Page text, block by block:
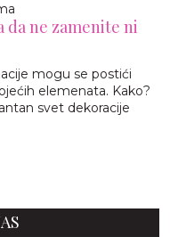
da ne zamenite ni
mogu se postići
elemenata. Kako?
svet dekoracije